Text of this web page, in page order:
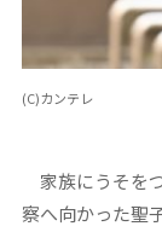
(C)カンテレ
家族にうそを
察へ向かった聖